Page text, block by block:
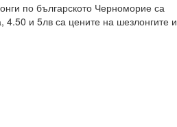
по българското Черноморие са
4.50 и 5лв са цените на шезлонгите и